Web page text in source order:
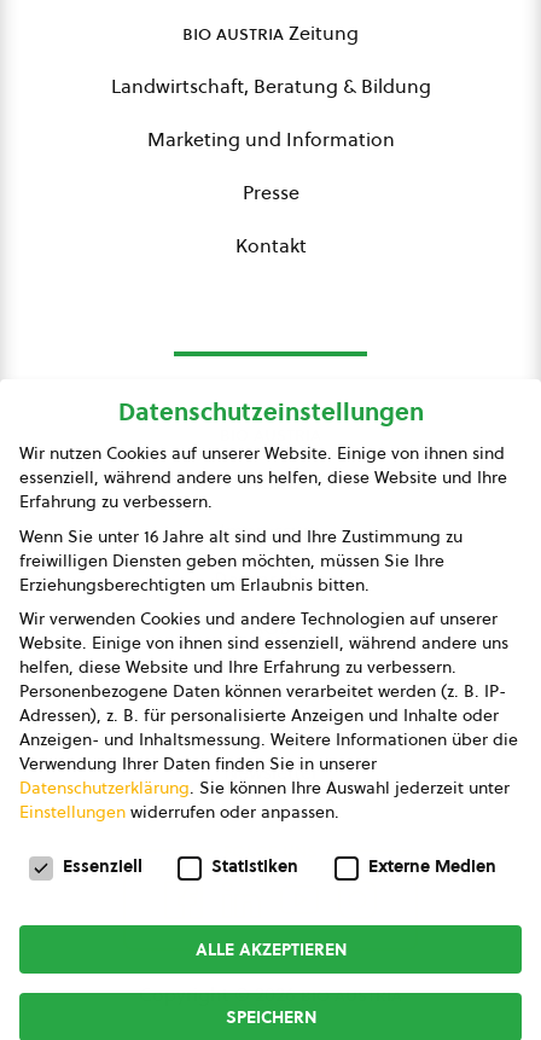
bio austriaZeitung
Landwirtschaft, Beratung & Bildung
Marketing und Information
Presse
Kontakt
Presse
Impressum
Datenschutz
AGB
AGB Marketing GmbH
AGB Bildung
Newsletter
Copyright © 2026bio austria
Datenschutzeinstellungen
Wir nutzen Cookies auf unserer Website. Einige von ihnen sind
essenziell, während andere uns helfen, diese Website und Ihre
Erfahrung zu verbessern.
Wenn Sie unter 16 Jahre alt sind und Ihre Zustimmung zu
freiwilligen Diensten geben möchten, müssen Sie Ihre
Erziehungsberechtigten um Erlaubnis bitten.
Wir verwenden Cookies und andere Technologien auf unserer
Website. Einige von ihnen sind essenziell, während andere uns
helfen, diese Website und Ihre Erfahrung zu verbessern.
Personenbezogene Daten können verarbeitet werden (z. B. IP-
Adressen), z. B. für personalisierte Anzeigen und Inhalte oder
Anzeigen- und Inhaltsmessung. Weitere Informationen über die
Verwendung Ihrer Daten finden Sie in unserer
Datenschutzerklärung. Sie können Ihre Auswahl jederzeit unter
Einstellungen widerrufen oder anpassen.
Datenschutzeinstellungen
Essenziell Statistiken Externe Medien
ALLE AKZEPTIEREN
SPEICHERN